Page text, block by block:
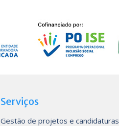
Serviços
Gestão de projetos e candidaturas